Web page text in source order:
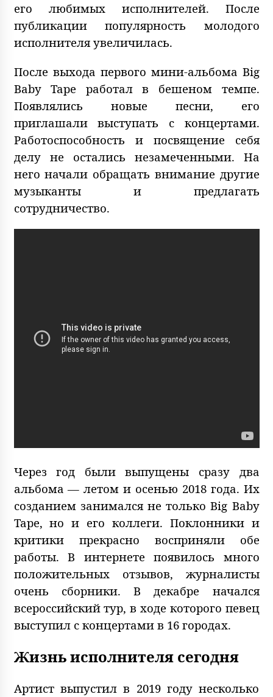
его любимых исполнителей. После
публикации популярность молодого
исполнителя увеличилась.
После выхода первого мини-альбома Big
Baby Tape работал в бешеном темпе.
Появлялись новые песни, его
приглашали выступать с концертами.
Работоспособность и посвящение себя
делу не остались незамеченными. На
него начали обращать внимание другие
музыканты и предлагать
сотрудничество.
Через год были выпущены сразу два
альбома — летом и осенью 2018 года. Их
созданием занимался не только Big Baby
Tape, но и его коллеги. Поклонники и
критики прекрасно восприняли обе
работы. В интернете появилось много
положительных отзывов, журналисты
очень сборники. В декабре начался
всероссийский тур, в ходе которого певец
выступил с концертами в 16 городах.
Жизнь исполнителя сегодня
Артист выпустил в 2019 году несколько